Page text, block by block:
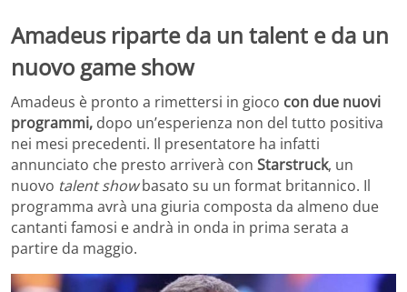
Amadeus riparte da un talent e da un
nuovo game show
Amadeus è pronto a rimettersi in gioco con due nuovi
programmi, dopo un’esperienza non del tutto positiva
nei mesi precedenti. Il presentatore ha infatti
annunciato che presto arriverà con Starstruck, un
nuovo talent showbasato su un format britannico. Il
programma avrà una giuria composta da almeno due
cantanti famosi e andrà in onda in prima serata a
partire da maggio.